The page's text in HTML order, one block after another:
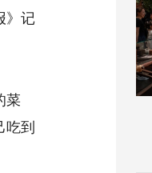
》记
菜
到